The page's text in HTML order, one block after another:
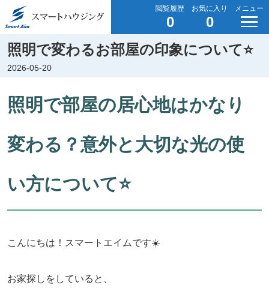
閲覧履歴
0
お気に入り
0
メニュー
照明で変わるお部屋の印象について⭐️
2026-05-20
照明で部屋の居心地はかなり
変わる？意外と大切な光の使
い方について⭐️
こんにちは！スマートエイムです☀️
お家探しをしていると、